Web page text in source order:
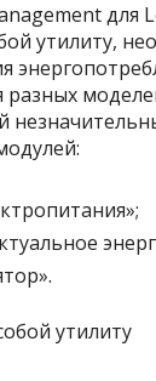
для
утилиту,
разных